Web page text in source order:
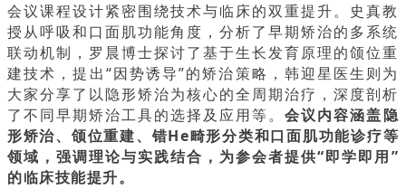
会议课程设计紧密围绕技术与临床的双重提升。史真教
授从呼吸和口面肌功能角度，分析了早期矫治的多系统
联动机制，罗晨博士探讨了基于生长发育原理的颌位重
建技术，提出“因势诱导”的矫治策略，韩迎星医生则为
大家分享了以隐形矫治为核心的全周期治疗，深度剖析
了不同早期矫治工具的选择及应用等。会议内容涵盖隐
形矫治、颌位重建、错He畸形分类和口面肌功能诊疗等
领域，强调理论与实践结合，为参会者提供“即学即用”
的临床技能提升。